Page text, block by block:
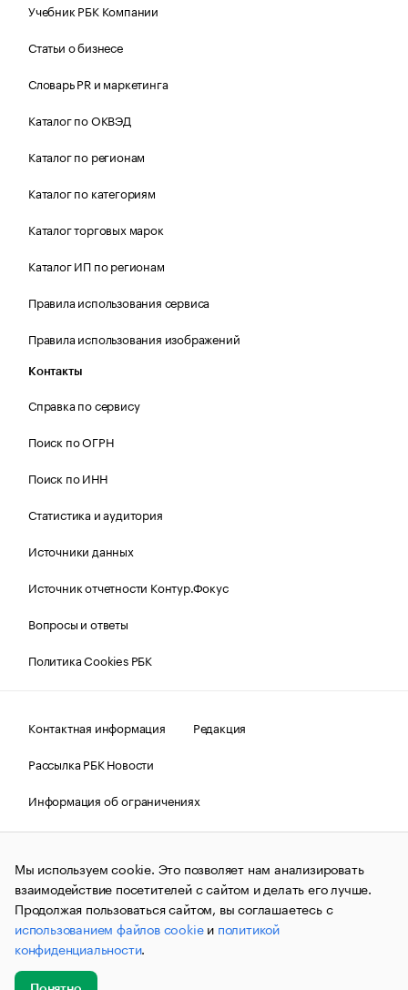
Учебник РБК Компании
Статьи о бизнесе
Словарь PR и маркетинга
Каталог по ОКВЭД
Каталог по регионам
Каталог по категориям
Каталог торговых марок
Каталог ИП по регионам
Правила использования сервиса
Правила использования изображений
Контакты
Справка по сервису
Поиск по ОГРН
Поиск по ИНН
Статистика и аудитория
Источники данных
Источник отчетности Контур.Фокус
Вопросы и ответы
Политика Cookies РБК
Контактная информация
Редакция
Рассылка РБК Новости
Информация об ограничениях
Правовая информация
О соблюдении авторских прав
© АО «РОСБИЗНЕСКОНСАЛТИНГ»,1995–2026.Сообщения
и материалы информационного агентства «РБК»
(зарегистрировано Федеральной службой по надзору в сфере
связи, информационных технологий и массовых
коммуникаций (Роскомнадзор) 09.12.2015 за номером ИА
№ФС77-63848) сопровождаются пометкой «РБК». Отдельные
публикации могут содержать информацию,
не предназначенную для пользователей
Мы используем cookie. Это позволяет нам анализировать
взаимодействие посетителей с сайтом и делать его лучше.
Продолжая пользоваться сайтом, вы соглашаетесь с
использованием файлов cookieи политикой
конфиденциальности.